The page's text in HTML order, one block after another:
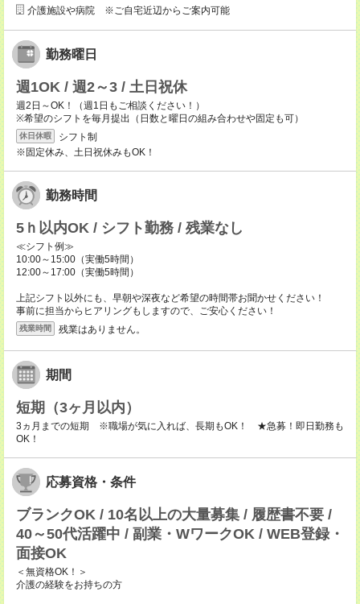
介護施設や病院 ※ご自宅近辺からご案内可能
勤務曜日
週1OK / 週2～3 / 土日祝休
週2日～OK！（週1日もご相談ください！）
※希望のシフトを毎月提出（日数と曜日の組み合わせや固定も可）
休日休暇
シフト制
※固定休み、土日祝休みもOK！
勤務時間
5ｈ以内OK / シフト勤務 / 残業なし
≪シフト例≫
10:00～15:00（実働5時間）
12:00～17:00（実働5時間）
上記シフト以外にも、早朝や深夜など希望の時間帯お聞かせください！
事前に担当からヒアリングもしますので、ご安心ください！
残業時間 残業はありません。
期間
短期（3ヶ月以内）
3ヵ月までの短期 ※職場が気に入れば、長期もOK！ ★急募！即日勤務も
OK！
応募資格・条件
ブランクOK / 10名以上の大量募集 / 履歴書不要 /
40～50代活躍中 / 副業・WワークOK / WEB登録・
面接OK
＜無資格OK！＞
介護の経験をお持ちの方